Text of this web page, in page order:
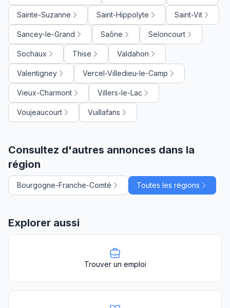
Sainte-Suzanne Saint-Hippolyte Saint-Vit
Sancey-le-Grand Saône Seloncourt
Sochaux Thise Valdahon
Valentigney Vercel-Villedieu-le-Camp
Vieux-Charmont Villers-le-Lac
Voujeaucourt Vuillafans
Consultez d'autres annonces dans la
région
Bourgogne-Franche-Comté Toutes les régions
Explorer aussi
Trouver un emploi